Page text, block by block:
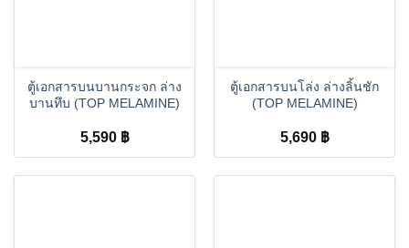
ตู้เอกสารบนบานกระจก ล่าง
บานทึบ (TOP MELAMINE)
5,590 ฿
ตู้เอกสารบนโล่ง ล่างลิ้นชัก
(TOP MELAMINE)
5,690 ฿